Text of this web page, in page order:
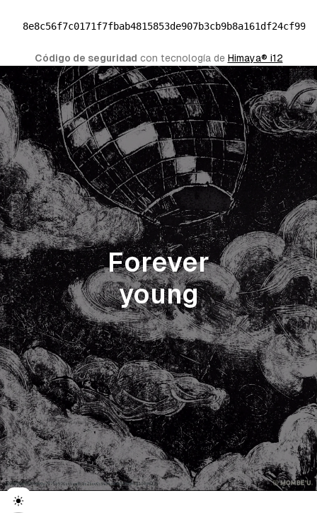
Código de seguridad con tecnología de Himaya® i12
Forever
young